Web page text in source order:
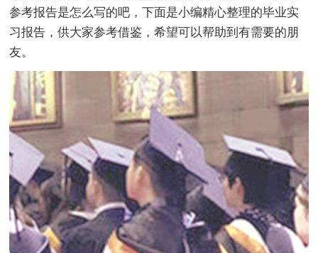
参考报告是怎么写的吧，下面是小编精心整理的毕业实
习报告，供大家参考借鉴，希望可以帮助到有需要的朋
友。